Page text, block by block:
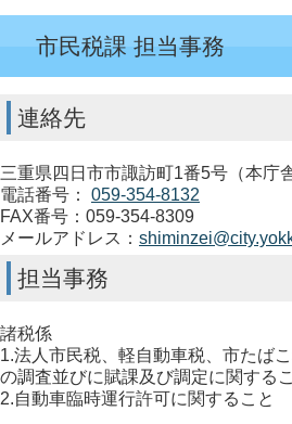
市民税課 担当事務
連絡先
三重県四日市市諏訪町1番5号（本庁
電話番号： 059-354-8132
FAX番号：059-354-8309
メールアドレス：
担当事務
諸税係
1.法人市民税、軽自動車税、市たば
の調査並びに賦課及び調定に関する
2.自動車臨時運行許可に関すること